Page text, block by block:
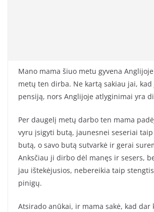
Mano mama šiuo metu gyvena
metų ten dirba. Ne kartą sakiau jai,
pensiją, nors Anglijoje atlyginimai yra
Per daugelį metų darbo ten mama
vyru įsigyti butą, jaunesnei seseriai
butą, o savo butą sutvarkė ir gerai
Anksčiau ji dirbo dėl manęs ir sesers,
jau ištekėjusios, nebereikia taip
pinigų.
Atsirado anūkai, ir mama sakė, kad dar